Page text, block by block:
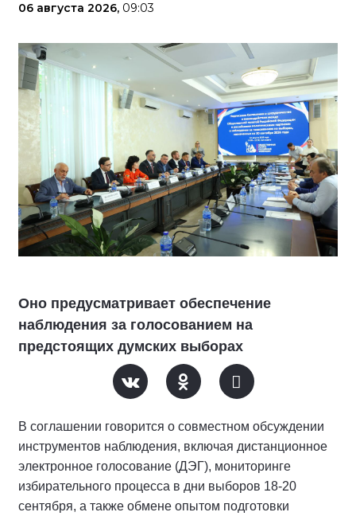
06 августа 2026, 09:03
Оно предусматривает обеспечение
наблюдения за голосованием на
предстоящих думских выборах
В соглашении говорится о совместном обсуждении
инструментов наблюдения, включая дистанционное
электронное голосование (ДЭГ), мониторинге
избирательного процесса в дни выборов 18-20
сентября, а также обмене опытом подготовки